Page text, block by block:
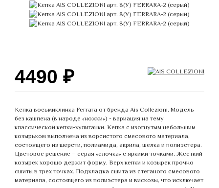
4490 ₽
Кепка восьмиклинка Ferrara от бренда Ais Collezioni. Модель
без кашпена (в народе «ножки») - вариация на тему
классической кепки-хулиганки. Кепка с изогнутым небольшим
козырьком выполнена из ворсистого смесового материала,
состоящего из шерсти, полиамида, акрила, шелка и полиэстера.
Цветовое решение – серая «елочка» с яркими точками. Жесткий
козырек хорошо держит форму. Верх кепки и козырек прочно
сшиты в трех точках. Подкладка сшита из стеганого смесового
материала, состоящего из полиэстера и вискозы, что исключает